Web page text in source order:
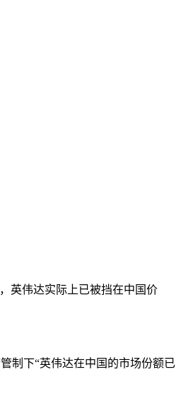
英伟达实际上已被挡在中国价
制下“英伟达在中国的市场份额已